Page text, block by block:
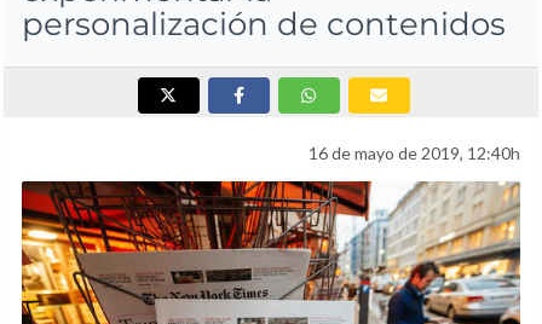
personalización de contenidos
16 de mayo de 2019, 12:40h